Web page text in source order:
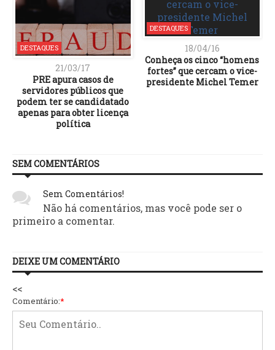
DESTAQUES
21/03/17
PRE apura casos de
servidores públicos que
podem ter se candidatado
apenas para obter licença
política
DESTAQUES
18/04/16
Conheça os cinco “homens
fortes” que cercam o vice-
presidente Michel Temer
SEM COMENTÁRIOS
Sem Comentários!
Não há comentários, mas você pode ser o
primeiro a comentar.
DEIXE UM COMENTÁRIO
<<
Comentário:*